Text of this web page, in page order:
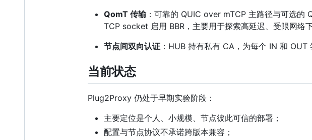
QomT 传输：可靠的 QUIC over mTCP 主路径与可选的
TCP socket 启用 BBR，主要用于探索高延迟、受限网络下
节点间双向认证 ：HUB 持有私有 CA，为每个 IN 和
当前状态
Plug2Proxy 仍处于早期实验阶段：
主要定位是个人、小规模、节点彼此可信的部署；
配置与节点协议不承诺跨版本兼容；